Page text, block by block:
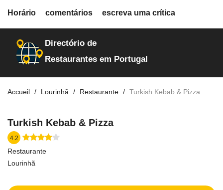
restaurantes
Directório de
Restaurantes em Portugal
Accueil Lourinhã Restaurante Turkish Kebab & Pizza
Turkish Kebab & Pizza
4.2
Restaurante
Lourinhã
Horário comentários escreva uma crítica